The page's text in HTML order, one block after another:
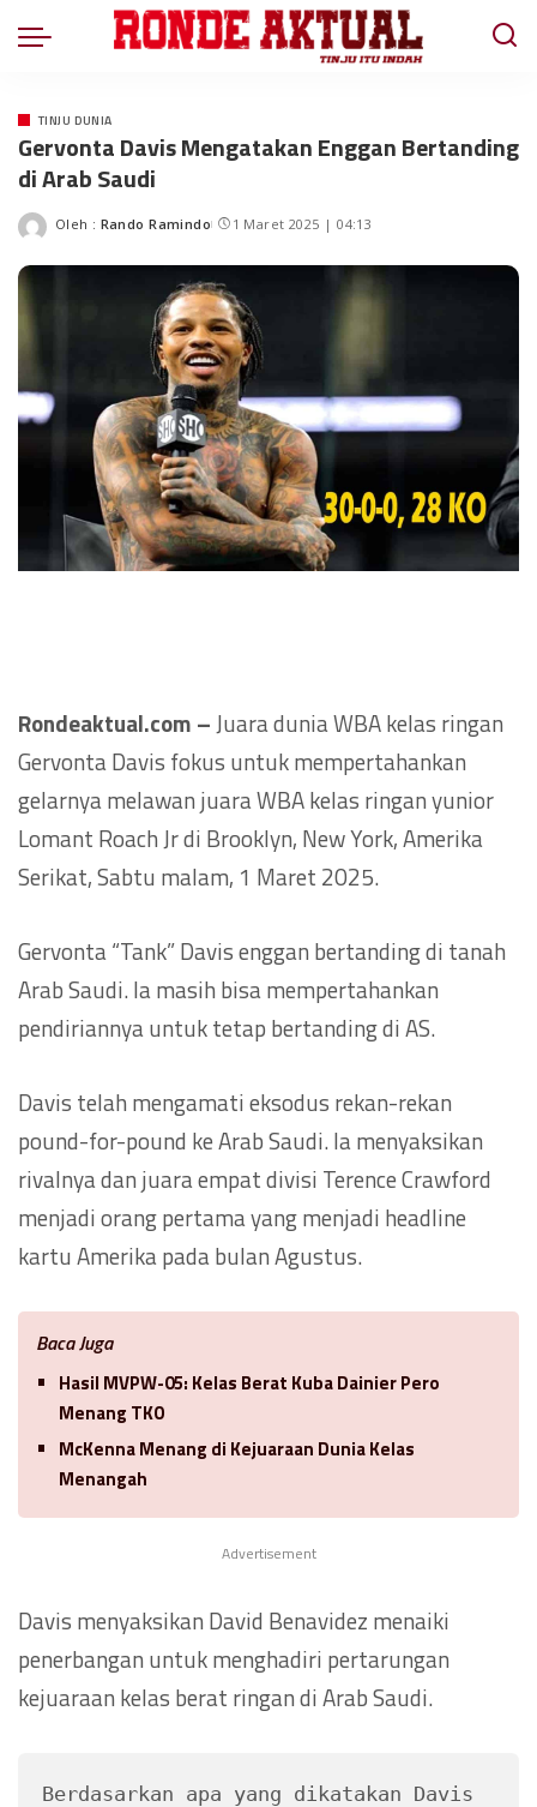
TINJU DUNIA
Gervonta Davis Mengatakan Enggan Bertanding
di Arab Saudi
Oleh : Rando Ramindo 1 Maret 2025 | 04:13
Rondeaktual.com – Juara dunia WBA kelas ringan
Gervonta Davis fokus untuk mempertahankan
gelarnya melawan juara WBA kelas ringan yunior
Lomant Roach Jr di Brooklyn, New York, Amerika
Serikat, Sabtu malam, 1 Maret 2025.
Gervonta “Tank” Davis enggan bertanding di tanah
Arab Saudi. Ia masih bisa mempertahankan
pendiriannya untuk tetap bertanding di AS.
Davis telah mengamati eksodus rekan-rekan
pound-for-pound ke Arab Saudi. Ia menyaksikan
rivalnya dan juara empat divisi Terence Crawford
menjadi orang pertama yang menjadi headline
kartu Amerika pada bulan Agustus.
Baca Juga
Hasil MVPW-05: Kelas Berat Kuba Dainier Pero
Menang TKO
McKenna Menang di Kejuaraan Dunia Kelas
Menangah
Advertisement
Davis menyaksikan David Benavidez menaiki
penerbangan untuk menghadiri pertarungan
kejuaraan kelas berat ringan di Arab Saudi.
Berdasarkan apa yang dikatakan Davis